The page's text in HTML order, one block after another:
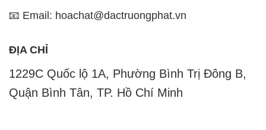
📧 Email: hoachat@dactruongphat.vn
ĐỊA CHỈ
1229C Quốc lộ 1A, Phường Bình Trị Đông B,
Quận Bình Tân, TP. Hồ Chí Minh